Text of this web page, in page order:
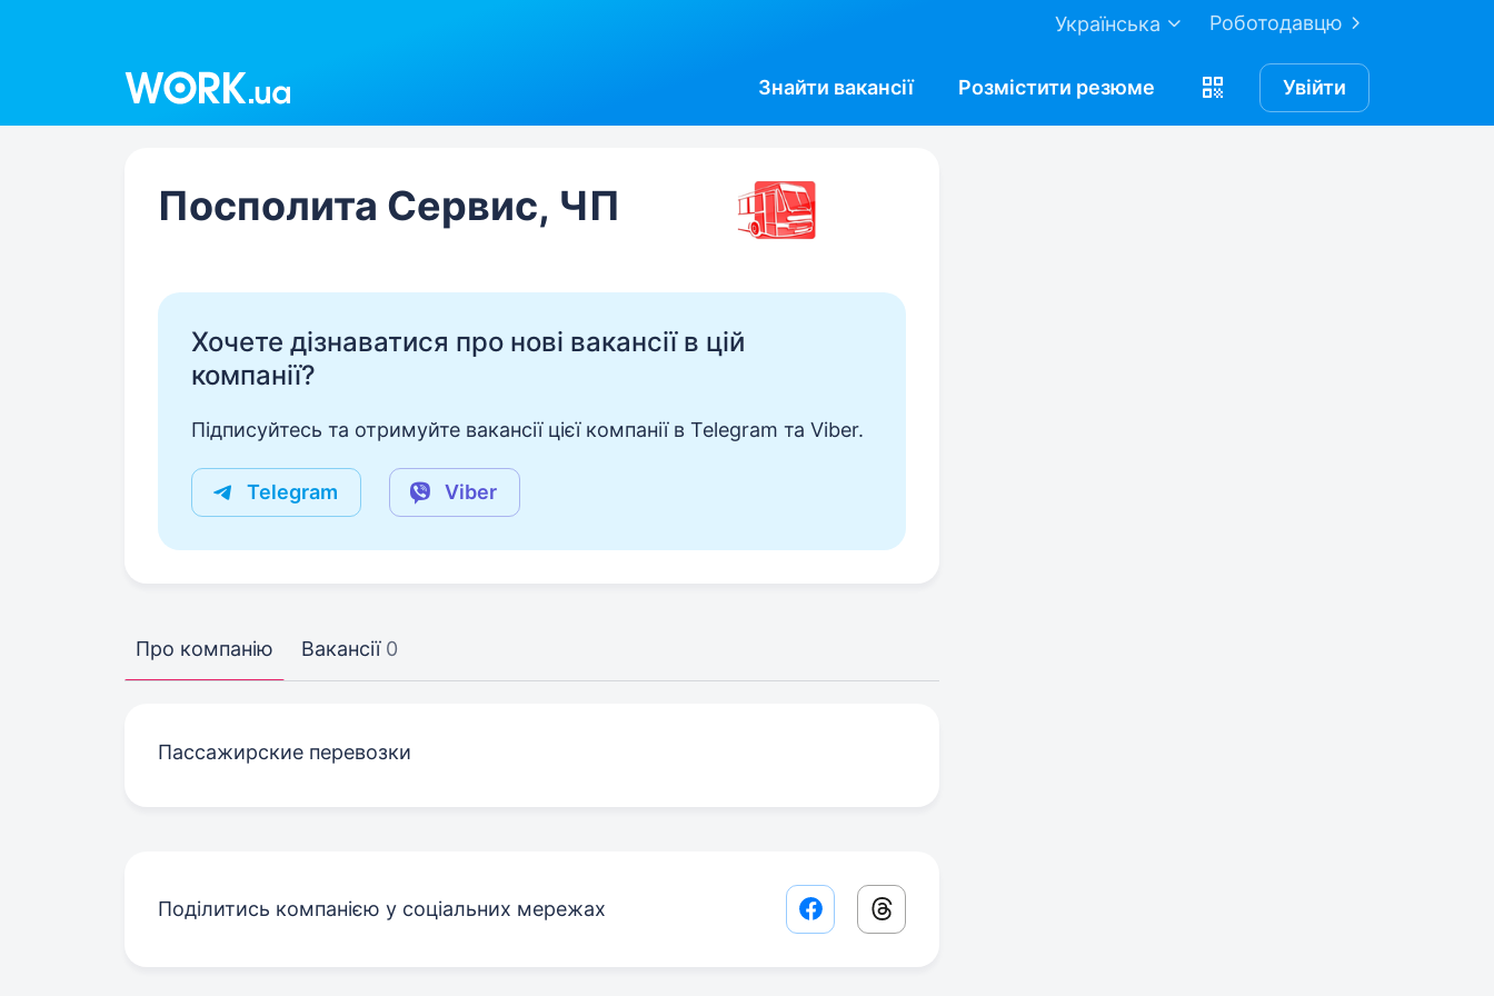
Роботодавцю
Українська
Знайти вакансії Розмістити резюме Увійти
Посполита Сервис, ЧП
Хочете дізнаватися про нові вакансії в цій
компанії?
Підписуйтесь та отримуйте вакансії цієї компанії в Telegram та Viber.
Telegram Viber
Про компанію Вакансії 0
Пассажирские перевозки
Поділитись компанією у соціальних мережах Facebook share link
Threads share link